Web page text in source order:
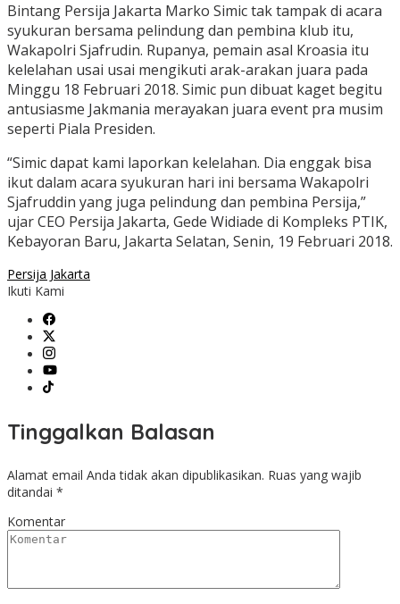
Bintang Persija Jakarta Marko Simic tak tampak di acara
syukuran bersama pelindung dan pembina klub itu,
Wakapolri Sjafrudin. Rupanya, pemain asal Kroasia itu
kelelahan usai usai mengikuti arak-arakan juara pada
Minggu 18 Februari 2018. Simic pun dibuat kaget begitu
antusiasme Jakmania merayakan juara event pra musim
seperti Piala Presiden.
“Simic dapat kami laporkan kelelahan. Dia enggak bisa
ikut dalam acara syukuran hari ini bersama Wakapolri
Sjafruddin yang juga pelindung dan pembina Persija,”
ujar CEO Persija Jakarta, Gede Widiade di Kompleks PTIK,
Kebayoran Baru, Jakarta Selatan, Senin, 19 Februari 2018.
Persija Jakarta
Ikuti Kami
Tinggalkan Balasan
Alamat email Anda tidak akan dipublikasikan. Ruas yang wajib
ditandai *
Komentar